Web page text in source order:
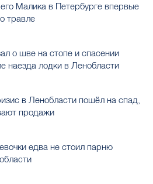
Малика в Петербурге впервые
травле
о шве на стопе и спасении
наезда лодки в Ленобласти
в Ленобласти пошёл на спад,
продажи
едва не стоил парню